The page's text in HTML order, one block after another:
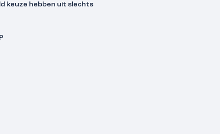
keuze hebben uit slechts